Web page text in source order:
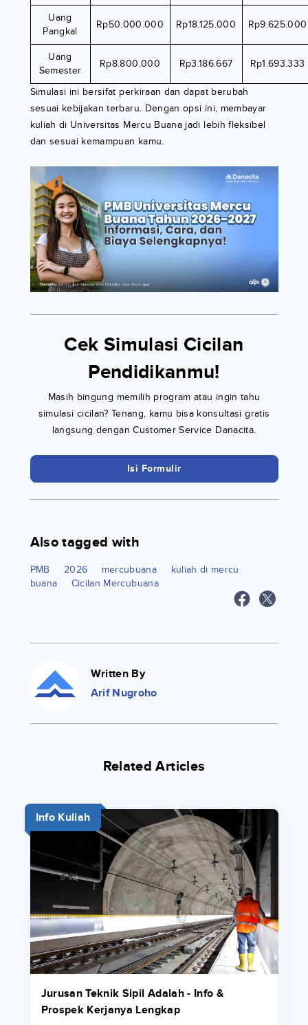
Uang
Pangkal
Rp50.000.000 Rp18.125.000 Rp9.625.000
Uang
Semester
Rp8.800.000 Rp3.186.667 Rp1.693.333
Simulasi ini bersifat perkiraan dan dapat berubah
sesuai kebijakan terbaru. Dengan opsi ini, membayar
kuliah di Universitas Mercu Buana jadi lebih fleksibel
dan sesuai kemampuan kamu.
Cek Simulasi Cicilan
Pendidikanmu!
Masih bingung memilih program atau ingin tahu
simulasi cicilan? Tenang, kamu bisa konsultasi gratis
langsung dengan Customer Service Danacita.
Isi Formulir
Also tagged with
PMB 2026 mercubuana
kuliah di mercu
buana
Cicilan Mercubuana
Written By
Arif Nugroho
Related Articles
Info Kuliah
Jurusan Teknik Sipil Adalah - Info &
Prospek Kerjanya Lengkap